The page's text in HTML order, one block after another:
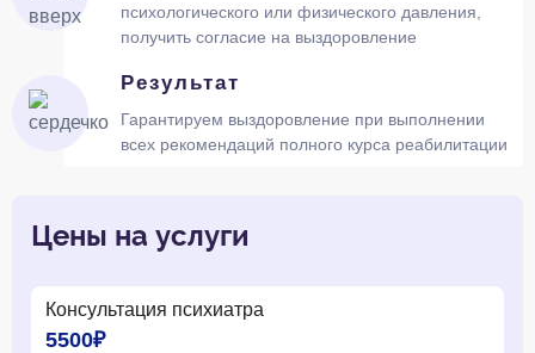
психологического или физического давления,
получить согласие на выздоровление
Результат
Гарантируем выздоровление при выполнении
всех рекомендаций полного курса реабилитации
Цены на услуги
Консультация психиатра
5500₽